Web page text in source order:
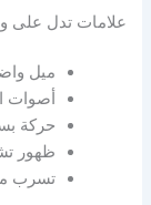
علامات تدل على
ميل
أصوات
حركة
ظهور
تسرب